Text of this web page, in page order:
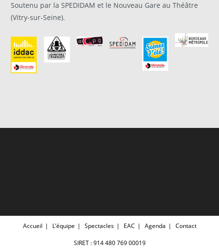
Soutenu par la SPEDIDAM et le Nouveau Gare au Théâtre
(Vitry-sur-Seine).
Accueil L’équipe Spectacles EAC Agenda Contact
SIRET : 914 480 769 00019